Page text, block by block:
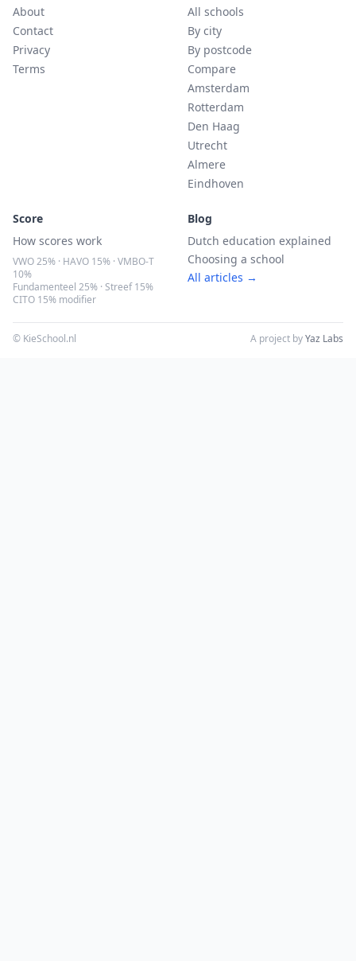
About
Contact
Privacy
Terms
All schools
By city
By postcode
Compare
Amsterdam
Rotterdam
Den Haag
Utrecht
Almere
Eindhoven
Score
How scores work
VWO 25% · HAVO 15% · VMBO-T
10%
Fundamenteel 25% · Streef 15%
CITO 15% modifier
Blog
Dutch education explained
Choosing a school
All articles →
© KieSchool.nl A project byYaz Labs